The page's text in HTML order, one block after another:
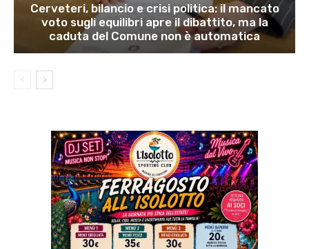
Cerveteri, bilancio e crisi politica: il mancato
voto sugli equilibri apre il dibattito, ma la
caduta del Comune non è automatica